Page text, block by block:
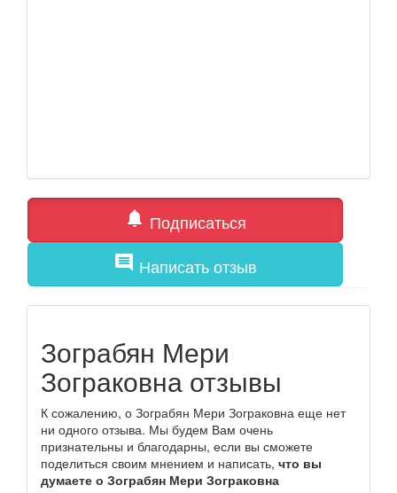
notifications Подписаться
comment Написать отзыв
Зограбян Мери
Зограковна отзывы
К сожалению, о Зограбян Мери Зограковна еще нет
ни одного отзыва. Мы будем Вам очень
признательны и благодарны, если вы сможете
поделиться своим мнением и написать, что вы
думаете о Зограбян Мери Зограковна